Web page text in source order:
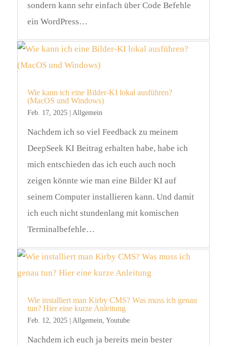
sondern kann sehr einfach über Code Befehle
ein WordPress…
Wie kann ich eine Bilder-KI lokal ausführen?
(MacOS und Windows)
Feb. 17, 2025| Allgemein
Nachdem ich so viel Feedback zu meinem
DeepSeek KI Beitrag erhalten habe, habe ich
mich entschieden das ich euch auch noch
zeigen könnte wie man eine Bilder KI auf
seinem Computer installieren kann. Und damit
ich euch nicht stundenlang mit komischen
Terminalbefehle…
Wie installiert man Kirby CMS? Was muss ich genau
tun? Hier eine kurze Anleitung
Feb. 12, 2025| Allgemein, Youtube
Nachdem ich euch ja bereits mein bester